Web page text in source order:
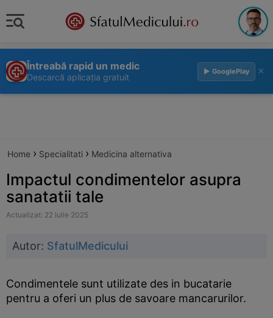
Întreabă rapid un medic
Descarcă aplicația gratuit
▶ GooglePlay ×
Home › Specialitati › Medicina alternativa
Impactul condimentelor asupra
sanatatii tale
Actualizat: 22 Iulie 2025
Autor: SfatulMedicului
Condimentele sunt utilizate des in bucatarie
pentru a oferi un plus de savoare mancarurilor.